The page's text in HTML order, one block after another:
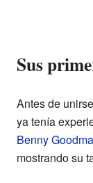
Sus
Antes de
ya tenía
Benny
mostrando su